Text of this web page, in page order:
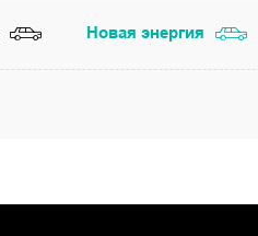
Новая энергия